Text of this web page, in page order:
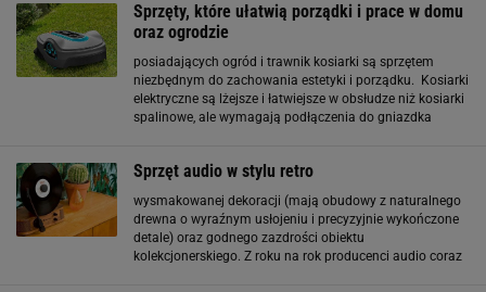
Sprzęty, które ułatwią porządki i prace w domu
oraz ogrodzie
posiadających ogród i trawnik kosiarki są sprzętem
niezbędnym do zachowania estetyki i porządku. Kosiarki
elektryczne są lżejsze i łatwiejsze w obsłudze niż kosiarki
spalinowe, ale wymagają podłączenia do gniazdka
Sprzęt audio w stylu retro
wysmakowanej dekoracji (mają obudowy z naturalnego
drewna o wyraźnym usłojeniu i precyzyjnie wykończone
detale) oraz godnego zazdrości obiektu
kolekcjonerskiego. Z roku na rok producenci audio coraz